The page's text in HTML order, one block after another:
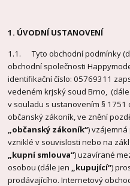
1. ÚVODNÍ USTANOVENÍ
1.1. Tyto obchodní podmínky
obchodní společnosti
identifikační číslo: 05769311
vedeném krjský soud Brno,
v souladu s ustanovením § 1751
občanský zákoník, ve znění
„občanský zákoník“)
vzniklé v souvislosti nebo na
„kupní smlouva“) uzavírané
osobou (dále jen
„kupující“)
prodávajícího. Internetový